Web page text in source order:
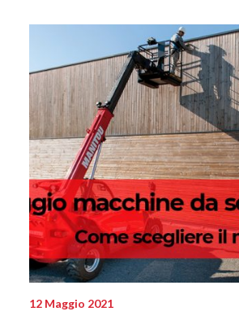
12 Maggio 2021